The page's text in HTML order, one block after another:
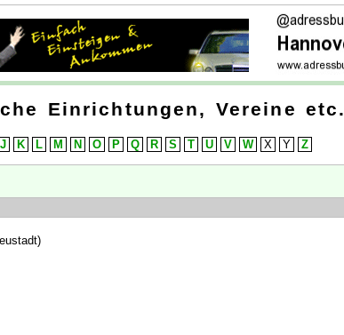
Einrichtungen, Vereine etc.
J K L M N O P Q R S T U V W X Y Z